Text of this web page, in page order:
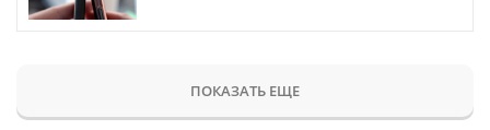
ПОКАЗАТЬ ЕЩЕ